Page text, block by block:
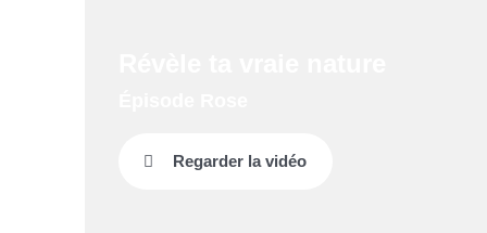
Regarder la vidéo